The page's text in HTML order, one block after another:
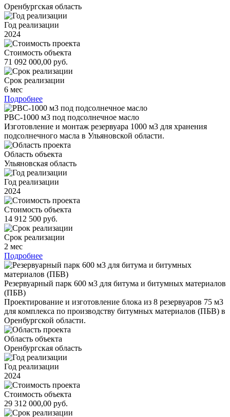
Оренбургская область
Год реализации
2024
Стоимость объекта
71 092 000,00 руб.
Срок реализации
6 мес
Подробнее
РВС-1000 м3 под подсолнечное масло
Изготовление и монтаж резервуара 1000 м3 для хранения
подсолнечного масла в Ульяновской области.
Область объекта
Ульяновская область
Год реализации
2024
Стоимость объекта
14 912 500 руб.
Срок реализации
2 мес
Подробнее
Резервуарный парк 600 м3 для битума и битумных материалов
(ПБВ)
Проектирование и изготовление блока из 8 резервуаров 75 м3
для комплекса по производству битумных материалов (ПБВ) в
Оренбургской области.
Область объекта
Оренбургская область
Год реализации
2024
Стоимость объекта
29 312 000,00 руб.